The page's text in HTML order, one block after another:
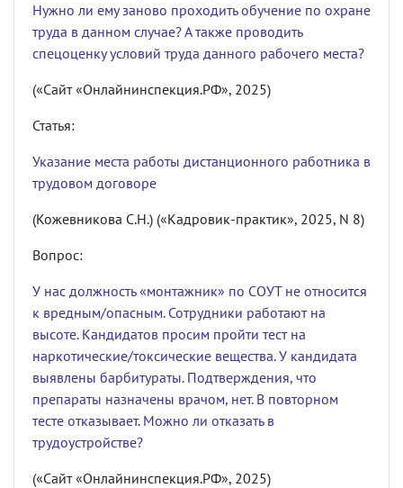
Нужно ли ему заново проходить обучение по охране
труда в данном случае? А также проводить
спецоценку условий труда данного рабочего места?
(«Сайт «Онлайнинспекция.РФ», 2025)
Статья:
Указание места работы дистанционного работника в
трудовом договоре
(Кожевникова С.Н.) («Кадровик-практик», 2025, N 8)
Вопрос:
У нас должность «монтажник» по СОУТ не относится
к вредным/опасным. Сотрудники работают на
высоте. Кандидатов просим пройти тест на
наркотические/токсические вещества. У кандидата
выявлены барбитураты. Подтверждения, что
препараты назначены врачом, нет. В повторном
тесте отказывает. Можно ли отказать в
трудоустройстве?
(«Сайт «Онлайнинспекция.РФ», 2025)